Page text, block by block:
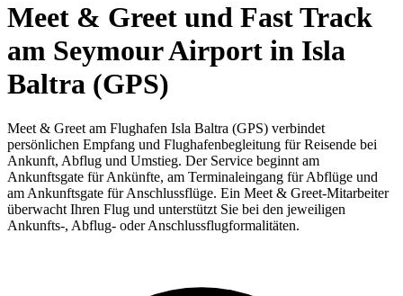
Meet & Greet und Fast Track
am Seymour Airport in Isla
Baltra (GPS)
Meet & Greet am Flughafen Isla Baltra (GPS) verbindet
persönlichen Empfang und Flughafenbegleitung für Reisende bei
Ankunft, Abflug und Umstieg. Der Service beginnt am
Ankunftsgate für Ankünfte, am Terminaleingang für Abflüge und
am Ankunftsgate für Anschlussflüge. Ein Meet & Greet-Mitarbeiter
überwacht Ihren Flug und unterstützt Sie bei den jeweiligen
Ankunfts-, Abflug- oder Anschlussflugformalitäten.